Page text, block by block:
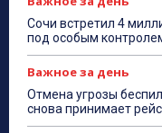
Сочи встретил 4
под особым
Важное за день
Отмена угрозы
снова принимает